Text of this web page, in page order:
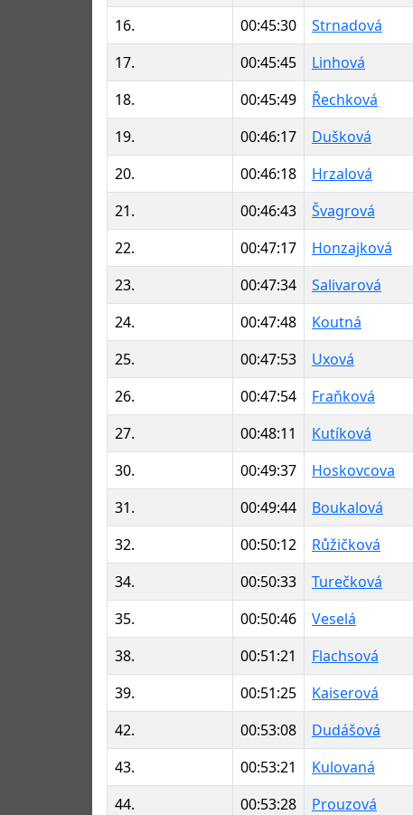
16.
00:45:30 Strnadová
17.
00:45:45 Linhová
18.
00:45:49 Řechková
19.
00:46:17 Dušková
20.
00:46:18 Hrzalová
21.
00:46:43 Švagrová
22.
00:47:17 Honzajková
23.
00:47:34 Salivarová
24.
00:47:48 Koutná
25.
00:47:53 Uxová
26.
00:47:54 Fraňková
27.
00:48:11 Kutíková
30.
00:49:37 Hoskovcova
31.
00:49:44 Boukalová
32.
00:50:12 Růžičková
34.
00:50:33 Turečková
35.
00:50:46 Veselá
38.
00:51:21 Flachsová
39.
00:51:25 Kaiserová
42.
00:53:08 Dudášová
43.
00:53:21 Kulovaná
44.
00:53:28 Prouzová